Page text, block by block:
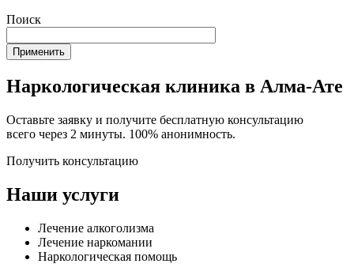
Поиск
Наркологическая клиника в Алма-Ате
Оставьте заявку и получите бесплатную консультацию
всего через 2 минуты. 100% анонимность.
Получить консультацию
Наши услуги
Лечение алкоголизма
Лечение наркомании
Наркологическая помощь